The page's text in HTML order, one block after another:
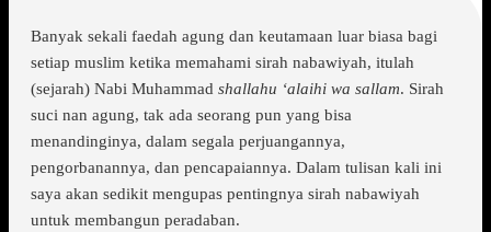
Banyak sekali faedah agung dan keutamaan luar biasa bagi
setiap muslim ketika memahami sirah nabawiyah, itulah
(sejarah) Nabi Muhammad shallahu ‘alaihi wa sallam. Sirah
suci nan agung, tak ada seorang pun yang bisa
menandinginya, dalam segala perjuangannya,
pengorbanannya, dan pencapaiannya. Dalam tulisan kali ini
saya akan sedikit mengupas pentingnya sirah nabawiyah
untuk membangun peradaban.